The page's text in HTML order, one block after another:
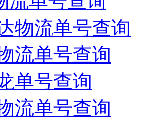
物流单号查询
流单号查询
单号查询
流单号查询